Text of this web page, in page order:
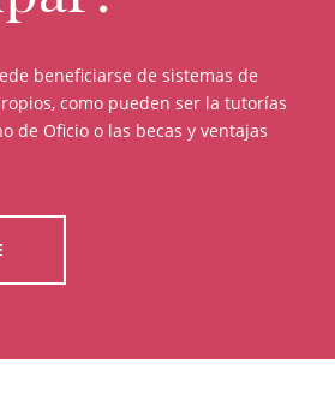
beneficiarse de sistemas de
como pueden ser la tutorías
de Oficio o las becas y ventajas